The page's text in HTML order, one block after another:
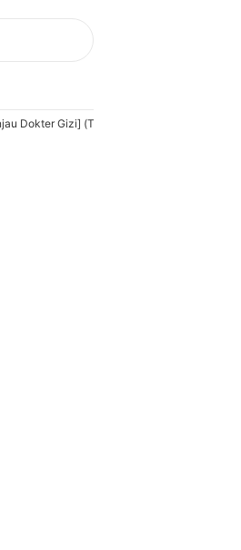
Dokter Gizi] (Terbaru Tahun 2026)